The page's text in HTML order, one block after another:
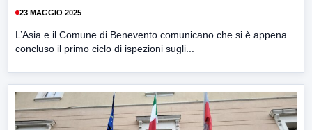
23 MAGGIO 2025
L’Asia e il Comune di Benevento comunicano che si è appena
concluso il primo ciclo di ispezioni sugli...